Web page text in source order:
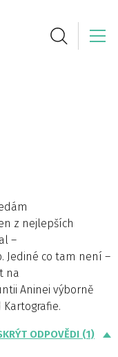
z nejlepších
–
co tam není –
na
Aninei výborně
ODPOVĚDI (1)